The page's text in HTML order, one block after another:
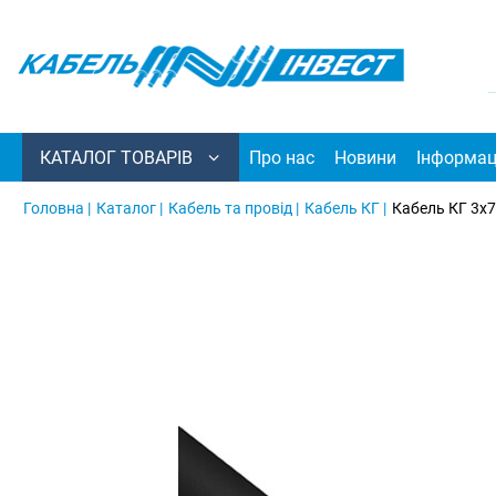
КАТАЛОГ ТОВАРІВ Про нас Новини
Головна | Каталог | Кабель та провід | Кабель КГ | Кабель КГ